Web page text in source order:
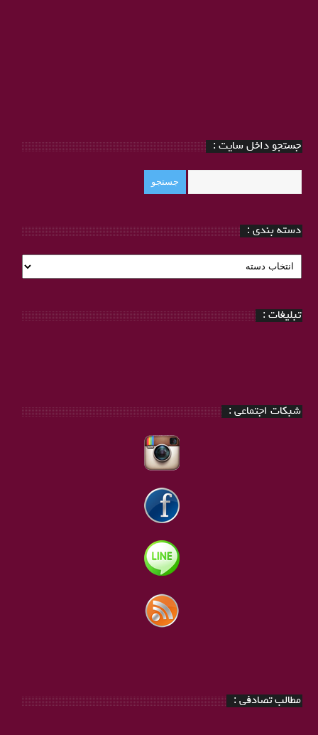
جستجو داخل سایت :
دسته بندی :
دسته
بندی
تبلیغات :
شبکات اجتماعی :
مطالب تصادفی :